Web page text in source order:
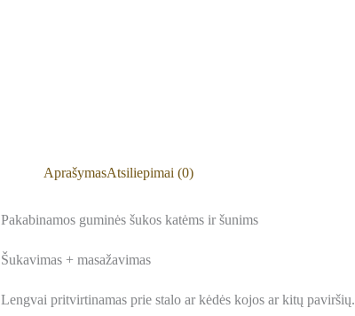
AprašymasAtsiliepimai (0)
Pakabinamos guminės šukos katėms ir šunims
Šukavimas + masažavimas
Lengvai pritvirtinamas prie stalo ar kėdės kojos ar kitų paviršių.